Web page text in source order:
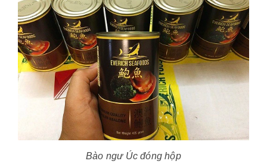
Bào ngư Úc đóng hộp